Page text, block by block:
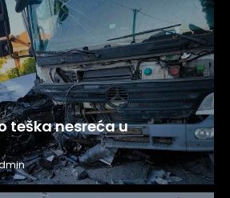
teška nesreća u